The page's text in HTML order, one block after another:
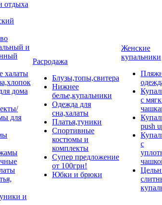
отдыха
и
халаты
дома
для
и
Расродажа
Блузы,топы,свитера
Нижнее
белье,купальники
Одежда для
сна,халаты
Платья,туники
Спортивные
костюмы и
комплекты
Супер предложение
от 100грн!
Юбки и брюки
Женские
купальники
с
push
с